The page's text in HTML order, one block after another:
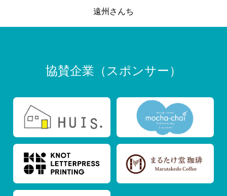
遠州さんち
協賛企業（スポンサー）